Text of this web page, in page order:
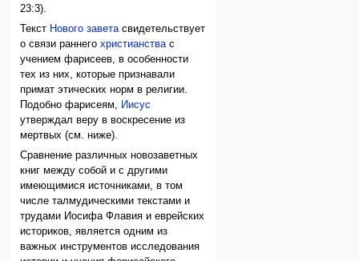
23:3).
Текст Нового заветасвидетельствует
о связи раннегохристианствас
учением фарисеев, в особенности
тех из них, которые признавали
примат этических норм в религии.
Подобно фарисеям, Иисус
утверждал веру в воскресение из
мертвых (см. ниже).
Сравнение различных новозаветных
книг между собой и с другими
имеющимися источниками, в том
числе талмудическими текстами и
трудами Иосифа Флавия и еврейских
историков, является одним из
важных инструментов исследования